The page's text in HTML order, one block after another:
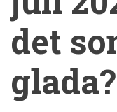
det
glada?